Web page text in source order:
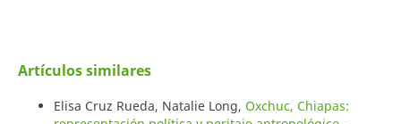
Artículos similares
Elisa Cruz Rueda, Natalie Long, Oxchuc, Chiapas: